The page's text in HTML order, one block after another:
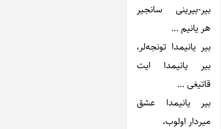
بیر-بیرینی سانجیر
هر یانیم …
بیر یانیمدا تونجه‌لر،
بیر یانیمدا ایت
قاتیغی …
بیر یانیمدا عشق
میردار اولوب،